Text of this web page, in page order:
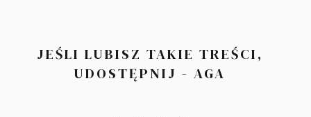
JEŚLI LUBISZ TAKIE TREŚCI,
UDOSTĘPNIJ - AGA